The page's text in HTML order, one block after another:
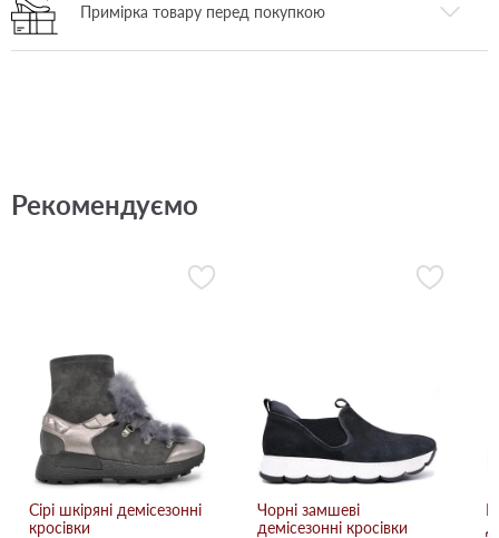
Примірка товару перед покупкою
Рекомендуємо
Сірі шкіряні демісезонні
кросівки
Чорні замшеві
демісезонні кросівки